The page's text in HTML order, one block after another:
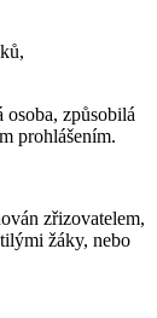
způsobilá
prohlášením.
zřizovatelem,
žáky, nebo